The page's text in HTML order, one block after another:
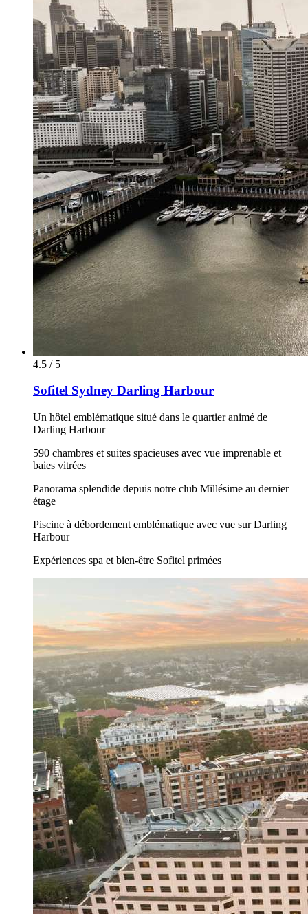
4.5 / 5
Sofitel Sydney Darling Harbour
Un hôtel emblématique situé dans le quartier animé de
Darling Harbour
590 chambres et suites spacieuses avec vue imprenable et
baies vitrées
Panorama splendide depuis notre club Millésime au dernier
étage
Piscine à débordement emblématique avec vue sur Darling
Harbour
Expériences spa et bien-être Sofitel primées